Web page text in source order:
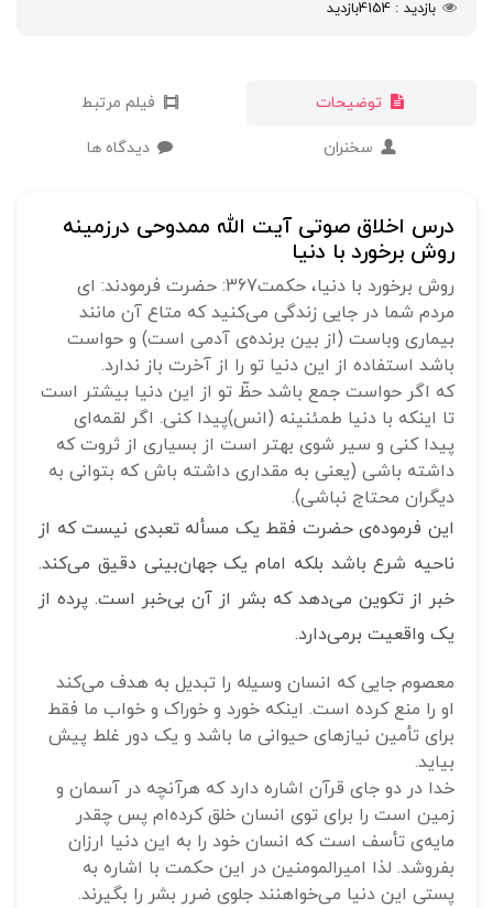
بازدید
4154بازدید
توضیحات فیلم مرتبط
سخنران دیدگاه ها
درس اخلاق صوتی آیت الله ممدوحی درزمینه
روش برخورد با دنیا
روش برخورد با دنیا، حکمت367: حضرت فرمودند: ای
مردم شما در جایی زندگی می‌کنید که متاع آن مانند
بیماری وباست (از بین برنده‌ی آدمی است) و حواست
باشد استفاده از این دنیا تو را از آخرت باز ندارد.
که اگر حواست جمع باشد حظّ تو از این دنیا بیشتر است
تا اینکه با دنیا طمئنینه (انس)پیدا کنی. اگر لقمه‌ای
پیدا کنی و سیر شوی بهتر است از بسیاری از ثروت که
داشته باشی (یعنی به مقداری داشته باش که بتوانی به
دیگران محتاج نباشی).
این فرموده‌ی حضرت فقط یک مسأله تعبدی نیست که از
ناحیه شرع باشد بلکه امام یک جهان‌بینی دقیق می‌کند.
خبر از تکوین می‌دهد که بشر از آن بی‌خبر است. پرده از
یک واقعیت برمی‌دارد.
معصوم جایی که انسان وسیله را تبدیل به هدف می‌کند
او را منع کرده است. اینکه خورد و خوراک و خواب ما فقط
برای تأمین نیازهای حیوانی ما باشد و یک دور غلط پیش
بیاید.
خدا در دو جای قرآن اشاره دارد که هرآنچه در آسمان و
زمین است را برای توی انسان خلق کرده‌ام پس چقدر
مایه‌ی تأسف است که انسان خود را به این دنیا ارزان
بفروشد. لذا امیرالمومنین در این حکمت با اشاره به
پستی این دنیا می‌خواهنند جلوی ضرر بشر را بگیرند.